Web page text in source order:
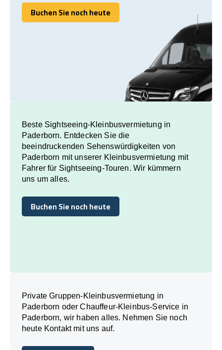
Buchen Sie noch heute
Buchen Sie noch heute
Beste Sightseeing-Kleinbusvermietung in
Paderborn. Entdecken Sie die
beeindruckenden Sehenswürdigkeiten von
Paderborn mit unserer Kleinbusvermietung mit
Fahrer für Sightseeing-Touren. Wir kümmern
uns um alles.
Buchen Sie noch heute
Buchen Sie noch heute
Private Gruppen-Kleinbusvermietung in
Paderborn oder Chauffeur-Kleinbus-Service in
Paderborn, wir haben alles. Nehmen Sie noch
heute Kontakt mit uns auf.